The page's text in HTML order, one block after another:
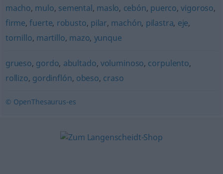
macho, mulo, semental, maslo, cebón, puerco,vigoroso,
firme,fuerte, robusto, pilar, machón, pilastra, eje,
tornillo, martillo, mazo, yunque
grueso, gordo, abultado, voluminoso, corpulento,
rollizo, gordinflón, obeso, craso
© OpenThesaurus-es